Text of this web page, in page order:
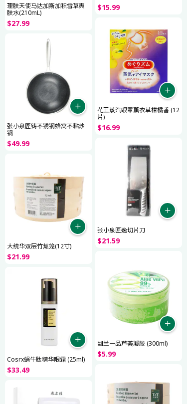
$15.99
理肤天使马达加斯加积雪草爽
肤水(210mL)
$27.99
花王蒸汽眼罩薰衣草柑橘香 (12
片)
$16.99
张小泉匠铸不锈钢蜂窝不粘炒
锅
$49.99
张小泉匠逸切片刀
$21.59
大统华双层竹蒸笼(12寸)
$21.99
幽兰一品芦荟凝胶 (300ml)
$5.99
Cosrx蜗牛肽精华眼霜 (25ml)
$33.49